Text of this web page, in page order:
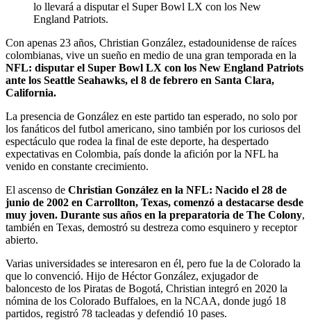
lo llevará a disputar el Super Bowl LX con los New
England Patriots.
Con apenas 23 años, Christian González, estadounidense de raíces
colombianas, vive un sueño en medio de una gran temporada en la
NFL: disputar el Super Bowl LX con los New England Patriots
ante los Seattle Seahawks, el 8 de febrero en Santa Clara,
California.
La presencia de González en este partido tan esperado, no solo por
los fanáticos del futbol americano, sino también por los curiosos del
espectáculo que rodea la final de este deporte, ha despertado
expectativas en Colombia, país donde la afición por la NFL ha
venido en constante crecimiento.
El ascenso de Christian González en la NFL: Nacido el 28 de
junio de 2002 en Carrollton, Texas, comenzó a destacarse desde
muy joven. Durante sus años en la preparatoria de The Colony,
también en Texas, demostró su destreza como esquinero y receptor
abierto.
Varias universidades se interesaron en él, pero fue la de Colorado la
que lo convenció. Hijo de Héctor González, exjugador de
baloncesto de los Piratas de Bogotá, Christian integró en 2020 la
nómina de los Colorado Buffaloes, en la NCAA, donde jugó 18
partidos, registró 78 tacleadas y defendió 10 pases.